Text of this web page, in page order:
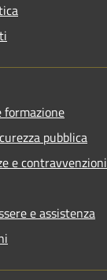
formazione
pubblica
e contravvenzioni
e assistenza